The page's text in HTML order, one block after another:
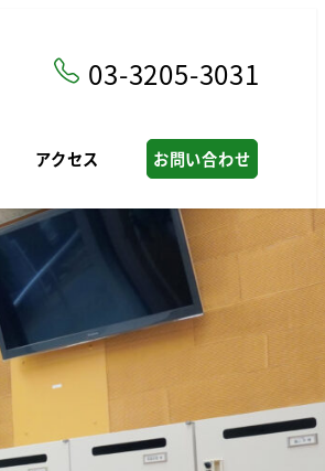
03-3205-3031
アクセス お問い合わせ